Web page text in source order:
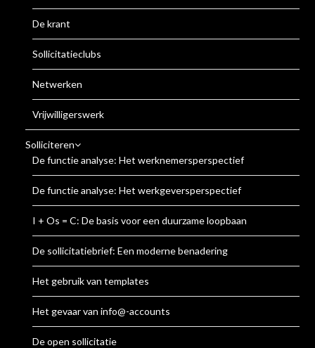
De krant
Sollicitatieclubs
Netwerken
Vrijwilligerswerk
Solliciteren
De functie analyse: Het werknemersperspectief
De functie analyse: Het werkgeversperspectief
I + Os = C: De basis voor een duurzame loopbaan
De sollicitatiebrief: Een moderne benadering
Het gebruik van templates
Het gevaar van info@-accounts
De open sollicitatie